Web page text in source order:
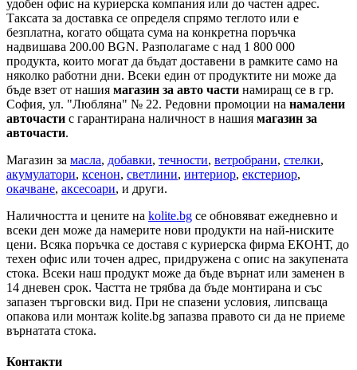
удобен офис на куриерска компания или до частен адрес.
Таксата за доставка се определя спрямо теглото или е
безплатна, когато общата сума на конкретна поръчка
надвишава 200.00 BGN. Разполагаме с над 1 800 000
продукта, които могат да бъдат доставени в рамките само на
няколко работни дни. Всеки един от продуктите ни може да
бъде взет от нашия магазин за авто части намиращ се в гр.
София, ул. "Любляна" № 22. Редовни промоции на намалени
авточасти с гарантирана наличност в нашия магазин за
авточасти.
Магазин за масла, добавки, течности, ветробрани, стелки,
акумулатори, ксенон, светлини, интериор, екстериор,
окачване, аксесоари, и други.
Наличността и цените на kolite.bg се обновяват ежедневно и
всеки ден може да намерите нови продукти на най-ниските
цени. Всяка поръчка се доставя с куриерска фирма ЕКОНТ, до
техен офис или точен адрес, придружена с опис на закупената
стока. Всеки наш продукт може да бъде върнат или заменен в
14 дневен срок. Частта не трябва да бъде монтирана и със
запазен търговски вид. При не спазени условия, липсваща
опакова или монтаж kolite.bg запазва правото си да не приеме
върнатата стока.
Контакти